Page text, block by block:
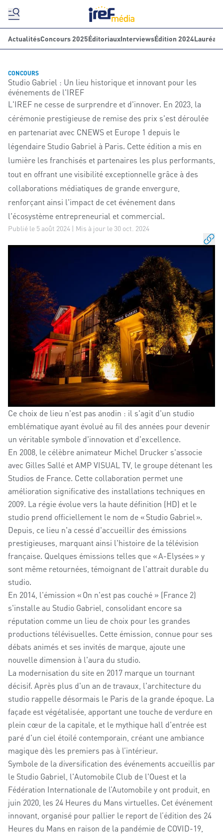
ActualitésConcours 2025ÉditoriauxInterviewsÉdition 2024
CONCOURS
Studio Gabriel : Un lieu historique et innovant pour les
événements de l'IREF
L'IREF ne cesse de surprendre et d'innover. En 2023, la
cérémonie prestigieuse de remise des prix s'est déroulée
en partenariat avec CNEWS et Europe 1 depuis le
légendaire Studio Gabriel à Paris. Cette édition a mis en
lumière les franchisés et partenaires les plus performants,
tout en offrant une visibilité exceptionnelle grâce à des
collaborations médiatiques de grande envergure,
renforçant ainsi l'impact de cet événement dans
l'écosystème entrepreneurial et commercial.
Publié le 5 août 2024 | Mis à jour le 30 oct. 2024
Ce choix de lieu n'est pas anodin : il s'agit d'un studio
emblématique ayant évolué au fil des années pour devenir
un véritable symbole d'innovation et d'excellence.
En 2008, le célèbre animateur Michel Drucker s'associe
avec Gilles Sallé et AMP VISUAL TV, le groupe détenant les
Studios de France. Cette collaboration permet une
amélioration significative des installations techniques en
2009. La régie évolue vers la haute définition (HD) et le
studio prend officiellement le nom de « Studio Gabriel ».
Depuis, ce lieu n'a cessé d'accueillir des émissions
prestigieuses, marquant ainsi l'histoire de la télévision
française. Quelques émissions telles que « A-Elysées » y
sont même retournées, témoignant de l'attrait durable du
studio.
En 2014, l'émission « On n'est pas couché » (France 2)
s'installe au Studio Gabriel, consolidant encore sa
réputation comme un lieu de choix pour les grandes
productions télévisuelles. Cette émission, connue pour ses
débats animés et ses invités de marque, ajoute une
nouvelle dimension à l'aura du studio.
La modernisation du site en 2017 marque un tournant
décisif. Après plus d'un an de travaux, l'architecture du
studio rappelle désormais le Paris de la grande époque. La
façade est végétalisée, apportant une touche de verdure en
plein cœur de la capitale, et le mythique hall d'entrée est
paré d'un ciel étoilé contemporain, créant une ambiance
magique dès les premiers pas à l’intérieur.
Symbole de la diversification des événements accueillis par
le Studio Gabriel, l'Automobile Club de l'Ouest et la
Fédération Internationale de l’Automobile y ont produit, en
juin 2020, les 24 Heures du Mans virtuelles. Cet événement
innovant, organisé pour pallier le report de l’édition des 24
Heures du Mans en raison de la pandémie de COVID-19,